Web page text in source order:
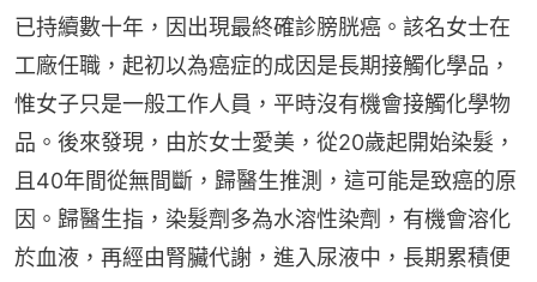
已持續數十年，因出現最終確診膀胱癌。該名女士在
工廠任職，起初以為癌症的成因是長期接觸化學品，
惟女子只是一般工作人員，平時沒有機會接觸化學物
品。後來發現，由於女士愛美，從20歲起開始染髮，
且40年間從無間斷，歸醫生推測，這可能是致癌的原
因。歸醫生指，染髮劑多為水溶性染劑，有機會溶化
於血液，再經由腎臟代謝，進入尿液中，長期累積便